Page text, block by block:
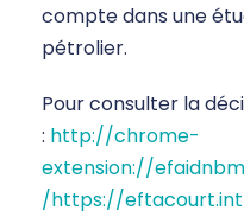
compte dans une
pétrolier.
Pour consulter la
: http://chrome-
extension://
/https://